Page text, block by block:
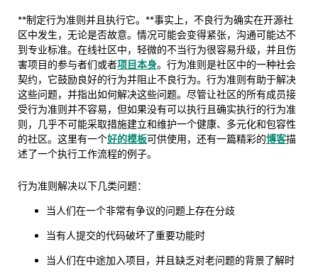
**制定行为准则并且执行它。**事实上，不良行为确实在开源社
区中发生，无论是否故意。情况可能会变得紧张，沟通可能达不
到专业标准。在线社区中，轻微的不当行为很容易升级，并且伤
害项目的参与者们或者项目本身。行为准则是社区中的一种社会
契约，它鼓励良好的行为并阻止不良行为。行为准则有助于解决
这些问题，并指出如何解决这些问题。尽管让社区的所有成员接
受行为准则并不容易，但如果没有可以执行且确实执行的行为准
则，几乎不可能采取措施建立和维护一个健康、多元化和包容性
的社区。这里有一个好的模板可供使用，还有一篇精彩的博客描
述了一个执行工作流程的例子。
行为准则解决以下几类问题：
当人们在一个非常有争议的问题上存在分歧
当有人提交的代码破坏了重要功能时
当人们在中途加入项目，并且缺乏对老问题的背景了解时